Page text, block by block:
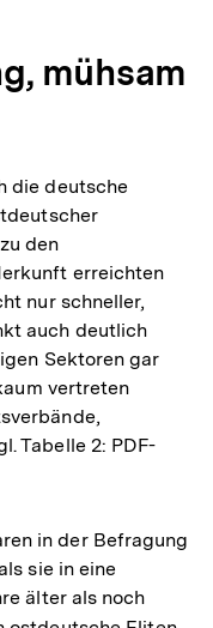
mühsam
die deutsche
den
erreichten
nur schneller,
auch deutlich
Sektoren gar
vertreten
Tabelle 2: PDF-
in der Befragung
sie in eine
älter als noch